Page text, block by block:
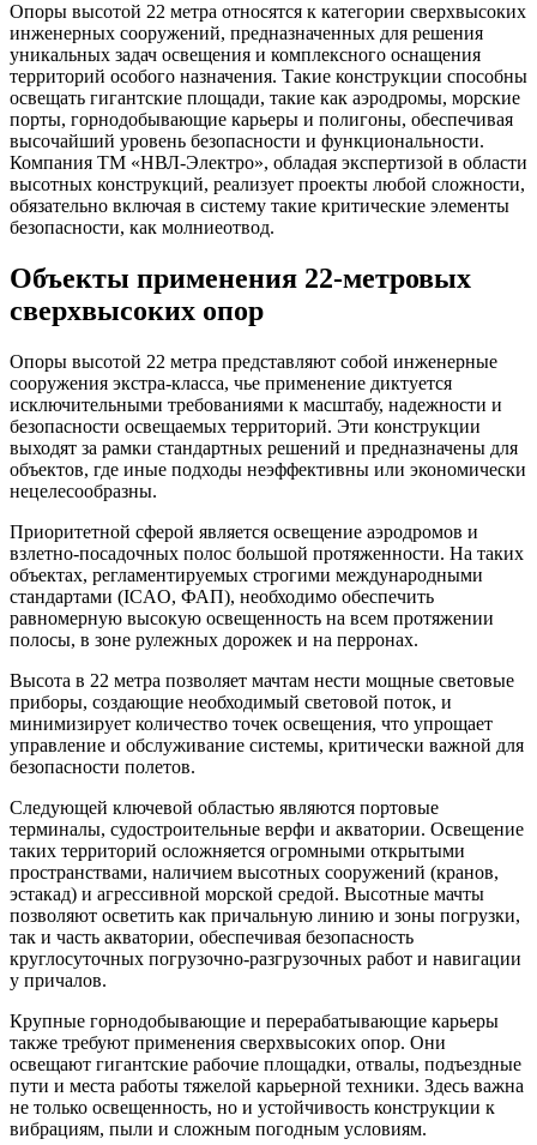
Опоры высотой 22 метра относятся к категории сверхвысоких
инженерных сооружений, предназначенных для решения
уникальных задач освещения и комплексного оснащения
территорий особого назначения. Такие конструкции способны
освещать гигантские площади, такие как аэродромы, морские
порты, горнодобывающие карьеры и полигоны, обеспечивая
высочайший уровень безопасности и функциональности.
Компания ТМ «НВЛ-Электро», обладая экспертизой в области
высотных конструкций, реализует проекты любой сложности,
обязательно включая в систему такие критические элементы
безопасности, как молниеотвод.
Объекты применения 22-метровых
сверхвысоких опор
Опоры высотой 22 метра представляют собой инженерные
сооружения экстра-класса, чье применение диктуется
исключительными требованиями к масштабу, надежности и
безопасности освещаемых территорий. Эти конструкции
выходят за рамки стандартных решений и предназначены для
объектов, где иные подходы неэффективны или экономически
нецелесообразны.
Приоритетной сферой является освещение аэродромов и
взлетно-посадочных полос большой протяженности. На таких
объектах, регламентируемых строгими международными
стандартами (ICAO, ФАП), необходимо обеспечить
равномерную высокую освещенность на всем протяжении
полосы, в зоне рулежных дорожек и на перронах.
Высота в 22 метра позволяет мачтам нести мощные световые
приборы, создающие необходимый световой поток, и
минимизирует количество точек освещения, что упрощает
управление и обслуживание системы, критически важной для
безопасности полетов.
Следующей ключевой областью являются портовые
терминалы, судостроительные верфи и акватории. Освещение
таких территорий осложняется огромными открытыми
пространствами, наличием высотных сооружений (кранов,
эстакад) и агрессивной морской средой. Высотные мачты
позволяют осветить как причальную линию и зоны погрузки,
так и часть акватории, обеспечивая безопасность
круглосуточных погрузочно-разгрузочных работ и навигации
у причалов.
Крупные горнодобывающие и перерабатывающие карьеры
также требуют применения сверхвысоких опор. Они
освещают гигантские рабочие площадки, отвалы, подъездные
пути и места работы тяжелой карьерной техники. Здесь важна
не только освещенность, но и устойчивость конструкции к
вибрациям, пыли и сложным погодным условиям.